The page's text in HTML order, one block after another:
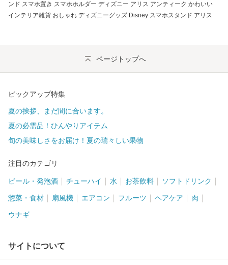
ンド スマホ置き スマホホルダー ディズニー アリス アンティーク かわいい
インテリア雑貨 おしゃれ ディズニーグッズ Disney スマホスタンド アリス
ページトップへ
ピックアップ特集
夏の挨拶、まだ間に合います。
夏の必需品！ひんやりアイテム
旬の美味しさをお届け！夏の瑞々しい果物
注目のカテゴリ
ビール・発泡酒 チューハイ 水 お茶飲料 ソフトドリンク
惣菜・食材 扇風機 エアコン フルーツ ヘアケア 肉
ウナギ
サイトについて